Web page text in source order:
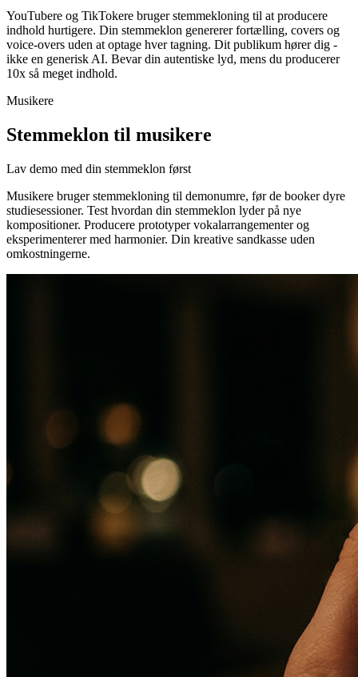
YouTubere og TikTokere bruger stemmekloning til at producere
indhold hurtigere. Din stemmeklon genererer fortælling, covers og
voice-overs uden at optage hver tagning. Dit publikum hører dig -
ikke en generisk AI. Bevar din autentiske lyd, mens du producerer
10x så meget indhold.
Musikere
Stemmeklon til musikere
Lav demo med din stemmeklon først
Musikere bruger stemmekloning til demonumre, før de booker dyre
studiesessioner. Test hvordan din stemmeklon lyder på nye
kompositioner. Producere prototyper vokalarrangementer og
eksperimenterer med harmonier. Din kreative sandkasse uden
omkostningerne.